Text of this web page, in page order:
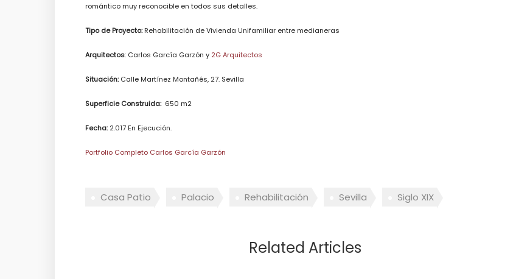
romántico muy reconocible en todos sus detalles.
Tipo de Proyecto:Rehabilitación de Vivienda Unifamiliar entre medianeras
Arquitectos: Carlos García Garzón y 2G Arquitectos
Situación:Calle Martínez Montañés, 27. Sevilla
Superficie Construida: 650 m2
Fecha:2.017 En Ejecución.
Portfolio Completo Carlos García Garzón
Casa Patio Palacio Rehabilitación Sevilla Siglo XIX
Related Articles